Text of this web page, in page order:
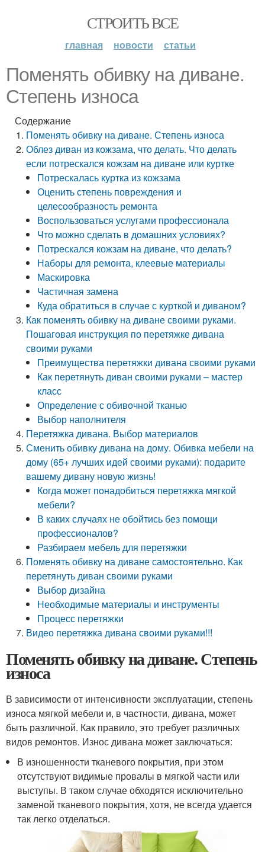
СТРОИТЬ ВСЕ
главная новости статьи
Поменять обивку на диване.
Степень износа
Содержание
Поменять обивку на диване. Степень износа
Облез диван из кожзама, что делать. Что делать
если потрескался кожзам на диване или куртке
Потрескалась куртка из кожзама
Оценить степень повреждения и
целесообразность ремонта
Воспользоваться услугами профессионала
Что можно сделать в домашних условиях?
Потрескался кожзам на диване, что делать?
Наборы для ремонта, клеевые материалы
Маскировка
Частичная замена
Куда обратиться в случае с курткой и диваном?
Как поменять обивку на диване своими руками.
Пошаговая инструкция по перетяжке дивана
своими руками
Преимущества перетяжки дивана своими руками
Как перетянуть диван своими руками – мастер
класс
Определение с обивочной тканью
Выбор наполнителя
Перетяжка дивана. Выбор материалов
Сменить обивку дивана на дому. Обивка мебели на
дому (65+ лучших идей своими руками): подарите
вашему дивану новую жизнь!
Когда может понадобиться перетяжка мягкой
мебели?
В каких случаях не обойтись без помощи
профессионалов?
Разбираем мебель для перетяжки
Поменять обивку на диване самостоятельно. Как
перетянуть диван своими руками
Выбор дизайна
Необходимые материалы и инструменты
Процесс перетяжки
Видео перетяжка дивана своими руками!!!
Поменять обивку на диване. Степень
износа
В зависимости от интенсивности эксплуатации, степень
износа мягкой мебели и, в частности, дивана, может
быть различной. Как правило, это требует различных
видов ремонтов. Износ дивана может заключаться:
В изношенности тканевого покрытия, при этом
отсутствуют видимые провалы в мягкой части или
выступы. В таком случае обходятся исключительно
заменой тканевого покрытия, хотя, не всегда удается
так легко отделаться.